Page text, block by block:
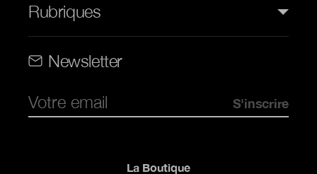
Rubriques
Newsletter
La Boutique